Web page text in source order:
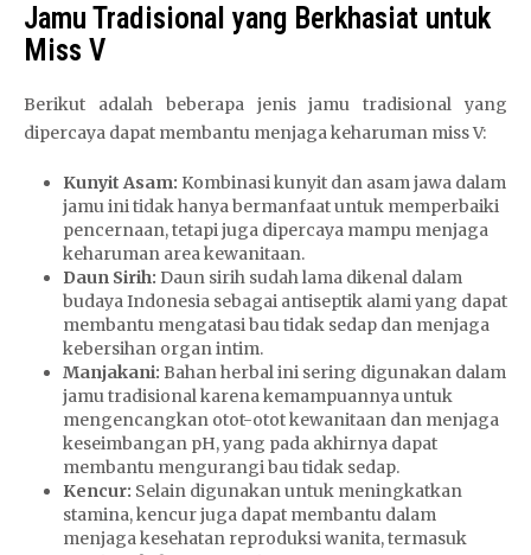
Jamu Tradisional yang Berkhasiat untuk
Miss V
Berikut adalah beberapa jenis jamu tradisional yang
dipercaya dapat membantu menjaga keharuman miss V:
Kunyit Asam: Kombinasi kunyit dan asam jawa dalam
jamu ini tidak hanya bermanfaat untuk memperbaiki
pencernaan, tetapi juga dipercaya mampu menjaga
keharuman area kewanitaan.
Daun Sirih: Daun sirih sudah lama dikenal dalam
budaya Indonesia sebagai antiseptik alami yang dapat
membantu mengatasi bau tidak sedap dan menjaga
kebersihan organ intim.
Manjakani: Bahan herbal ini sering digunakan dalam
jamu tradisional karena kemampuannya untuk
mengencangkan otot-otot kewanitaan dan menjaga
keseimbangan pH, yang pada akhirnya dapat
membantu mengurangi bau tidak sedap.
Kencur: Selain digunakan untuk meningkatkan
stamina, kencur juga dapat membantu dalam
menjaga kesehatan reproduksi wanita, termasuk